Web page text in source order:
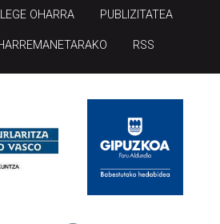
HARREMANETARAKO RSS